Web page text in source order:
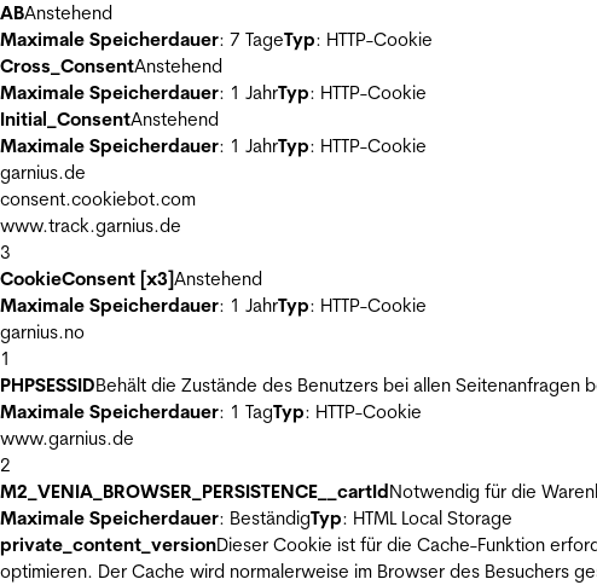
ABAnstehend
Maximale Speicherdauer: 7 TageTyp: HTTP-Cookie
Cross_ConsentAnstehend
Maximale Speicherdauer: 1 JahrTyp: HTTP-Cookie
Initial_ConsentAnstehend
Maximale Speicherdauer: 1 JahrTyp: HTTP-Cookie
garnius.de
consent.cookiebot.com
www.track.garnius.de
3
CookieConsent [x3]Anstehend
Maximale Speicherdauer: 1 JahrTyp: HTTP-Cookie
garnius.no
1
PHPSESSIDBehält die Zustände des Benutzers bei allen Seitenanfragen
Maximale Speicherdauer: 1 TagTyp: HTTP-Cookie
www.garnius.de
2
M2_VENIA_BROWSER_PERSISTENCE__cartIdNotwendig für die
Maximale Speicherdauer: BeständigTyp: HTML Local Storage
private_content_versionDieser Cookie ist für die Cache-Funktion
optimieren. Der Cache wird normalerweise im Browser des Besuchers